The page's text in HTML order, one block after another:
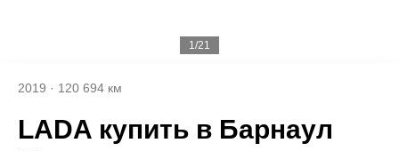
1/21
2019 · 120 694 км
LADA купить в Барнаул